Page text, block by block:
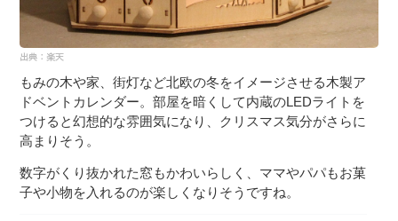
もみの木や家、街灯など北欧の冬をイメージさせる木製ア
ドベントカレンダー。部屋を暗くして内蔵のLEDライトを
つけると幻想的な雰囲気になり、クリスマス気分がさらに
高まりそう。
数字がくり抜かれた窓もかわいらしく、ママやパパもお菓
子や小物を入れるのが楽しくなりそうですね。